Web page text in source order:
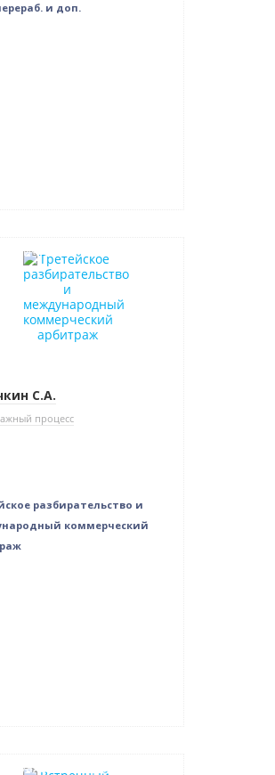
и доп.
наличии
С.А.
процесс
разбирательство и
коммерческий
подход